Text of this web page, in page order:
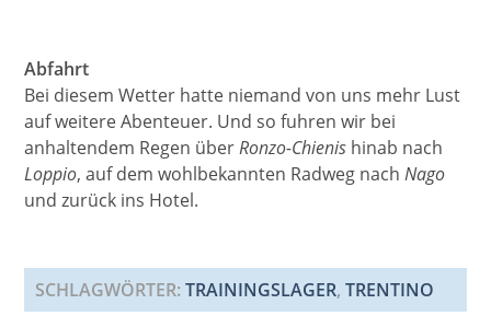
Abfahrt
Bei diesem Wetter hatte niemand von uns mehr Lust
auf weitere Abenteuer. Und so fuhren wir bei
anhaltendem Regen überRonzo-Chienis hinab nach
Loppio, auf dem wohlbekannten Radweg nachNago
und zurück ins Hotel.
SCHLAGWÖRTER:TRAININGSLAGER, TRENTINO